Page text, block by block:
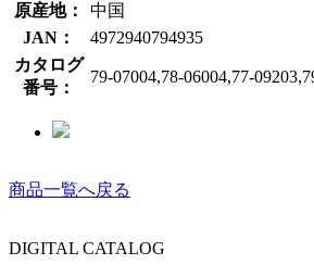
原産地：
中国
JAN：
4972940794935
カタログ
番号：
79-07004,78-06004,77-
商品一覧へ戻る
DIGITAL CATALOG